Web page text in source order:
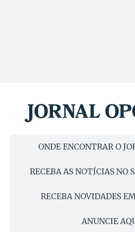
ONDE ENCONTRAR O
RECEBA AS NOTÍCIAS NO
RECEBA NOVIDADES
ANUNCIE